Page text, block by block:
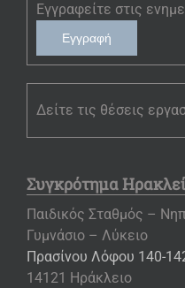
Εγγραφείτε στις
Εγγραφή
Δείτε τις θέσεις
Συγκρότημα
Παιδικός Σταθμός –
Γυμνάσιο – Λύκειο
Πρασίνου Λόφου 140-
14121 Ηράκλειο